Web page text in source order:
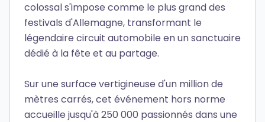
colossal s'impose comme le plus grand des
festivals d'Allemagne, transformant le
légendaire circuit automobile en un sanctuaire
dédié à la fête et au partage.
Sur une surface vertigineuse d'un million de
mètres carrés, cet événement hors norme
accueille jusqu'à 250 000 passionnés dans une